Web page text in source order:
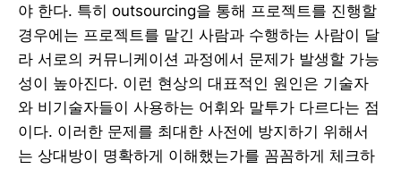
야 한다. 특히 outsourcing을 통해 프로젝트를 진행할
경우에는 프로젝트를 맡긴 사람과 수행하는 사람이 달
라 서로의 커뮤니케이션 과정에서 문제가 발생할 가능
성이 높아진다. 이런 현상의 대표적인 원인은 기술자
와 비기술자들이 사용하는 어휘와 말투가 다르다는 점
이다. 이러한 문제를 최대한 사전에 방지하기 위해서
는 상대방이 명확하게 이해했는가를 꼼꼼하게 체크하